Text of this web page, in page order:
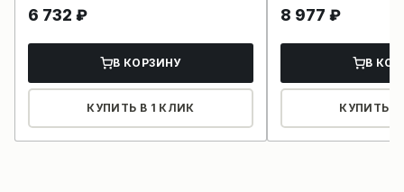
6 732 ₽
В КОРЗИНУ
КУПИТЬ В 1 КЛИК
8 977 ₽
В
КУПИТЬ В